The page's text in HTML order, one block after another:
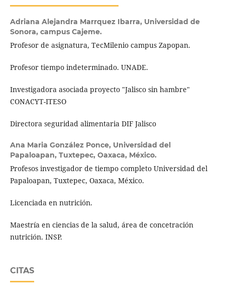
Adriana Alejandra Marrquez Ibarra, Universidad de
Sonora, campus Cajeme.
Profesor de asignatura, TecMilenio campus Zapopan.
Profesor tiempo indeterminado. UNADE.
Investigadora asociada proyecto "Jalisco sin hambre"
CONACYT-ITESO
Directora seguridad alimentaria DIF Jalisco
Ana Maria González Ponce, Universidad del
Papaloapan, Tuxtepec, Oaxaca, México.
Profesos investigador de tiempo completo Universidad del
Papaloapan, Tuxtepec, Oaxaca, México.
Licenciada en nutrición.
Maestría en ciencias de la salud, área de concetración
nutrición. INSP.
CITAS